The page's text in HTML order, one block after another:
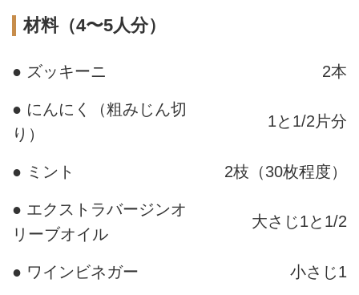
材料（4〜5人分）
● ズッキーニ 2本
● にんにく（粗みじん切
り）
1と1/2片分
● ミント 2枝（30枚程度）
● エクストラバージンオ
リーブオイル
大さじ1と1/2
● ワインビネガー 小さじ1